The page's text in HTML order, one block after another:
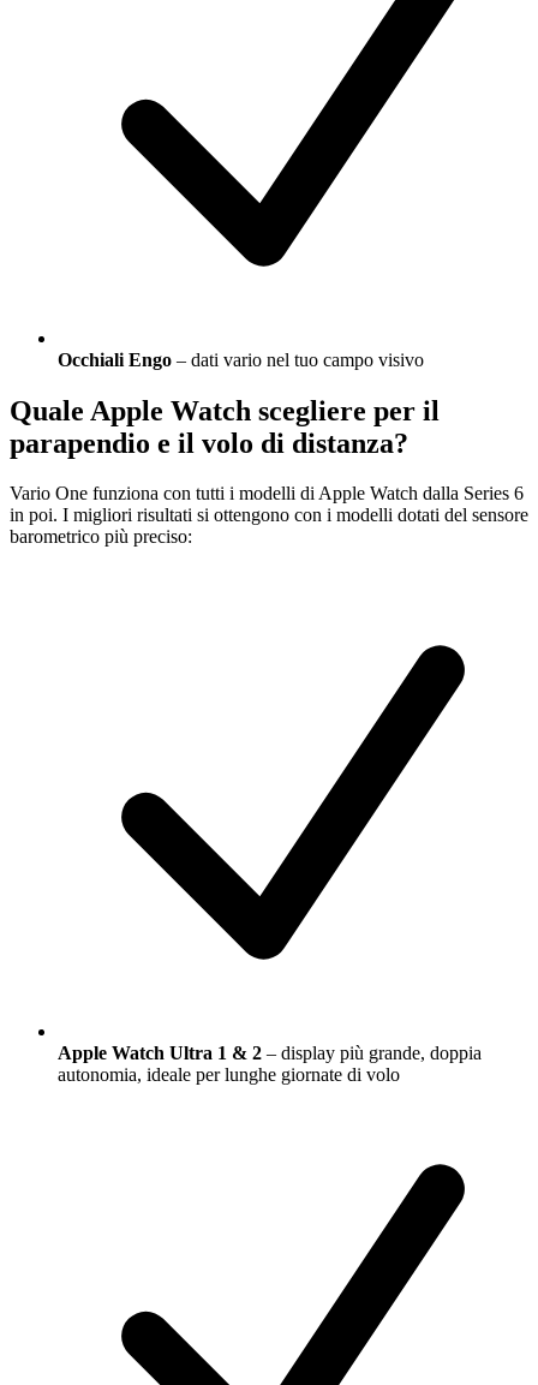
Occhiali Engo – dati vario nel tuo campo visivo
Quale Apple Watch scegliere per il
parapendio e il volo di distanza?
Vario One funziona con tutti i modelli di Apple Watch dalla Series 6
in poi. I migliori risultati si ottengono con i modelli dotati del sensore
barometrico più preciso:
Apple Watch Ultra 1 & 2 – display più grande, doppia
autonomia, ideale per lunghe giornate di volo